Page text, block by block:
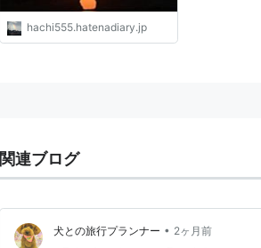
hachi555.hatenadiary.jp
関連ブログ
犬との旅行プランナー • 2ヶ月前